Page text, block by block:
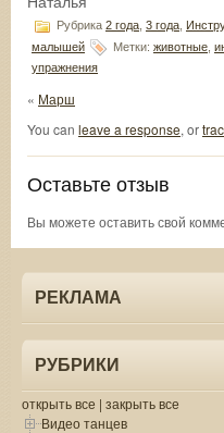
Рубрика 2 года 3 года
малышей
Метки: животные
упражнения
« Марш
You can leave a response, or
Оставьте отзыв
Вы можете оставить свой
РЕКЛАМА
РУБРИКИ
открыть все | закрыть все
Видео танцев